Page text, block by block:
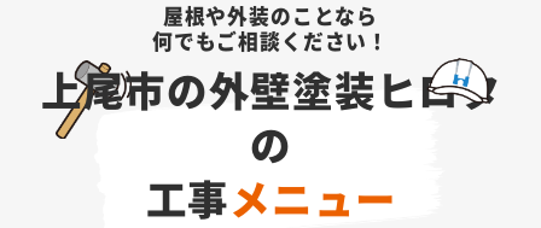
屋根や外装のことなら
何でもご相談ください！
上尾市の外壁塗装ヒロタ
の
工事メニュー